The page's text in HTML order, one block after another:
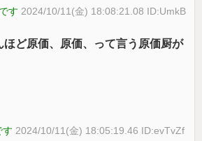
す 2024/10/11(金) 18:08:21.08 ID:UmkB
ほど原価、原価、って言う原価厨が
す 2024/10/11(金) 18:05:19.46 ID:evTvZf